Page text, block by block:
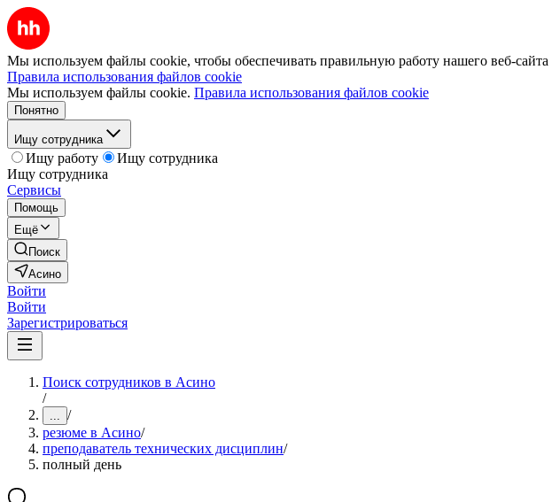
Мы используем файлы cookie, чтобы обеспечивать правильную работу нашего веб-сайта
Правила использования файлов cookie
Мы используем файлы cookie. Правила использования файлов cookie
Понятно
Ищу сотрудника
Ищу работу
Ищу сотрудника
Ищу сотрудника
Сервисы
Помощь
Ещё
Поиск
Асино
Войти
Войти
Зарегистрироваться
Поиск сотрудников в Асино
/
... /
резюме в Асино/
преподаватель технических дисциплин/
полный день